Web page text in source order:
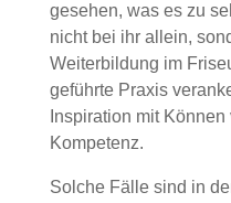
gesehen, was es zu
nicht bei ihr allein,
Weiterbildung im
geführte Praxis
Inspiration mit
Kompetenz.
Solche Fälle sind in